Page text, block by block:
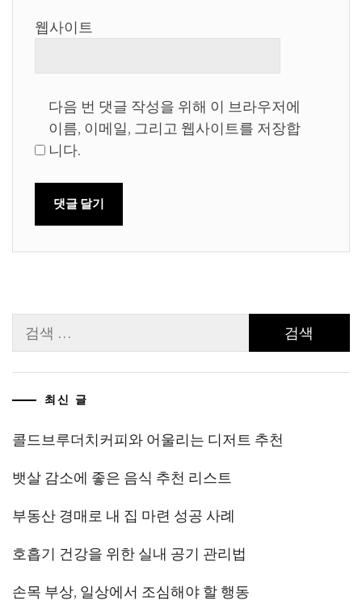
웹사이트
다음 번 댓글 작성을 위해 이 브라우저에
이름, 이메일, 그리고 웹사이트를 저장합
니다.
색:
최신 글
콜드브루더치커피와 어울리는 디저트 추천
뱃살 감소에 좋은 음식 추천 리스트
부동산 경매로 내 집 마련 성공 사례
호흡기 건강을 위한 실내 공기 관리법
손목 부상, 일상에서 조심해야 할 행동